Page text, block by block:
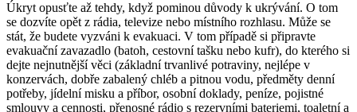
Úkryt opusťte až tehdy, když pominou důvody k ukrývání. O tom
se dozvíte opět z rádia, televize nebo místního rozhlasu. Může se
stát, že budete vyzváni k evakuaci. V tom případě si připravte
evakuační zavazadlo (batoh, cestovní tašku nebo kufr), do kterého si
dejte nejnutnější věci (základní trvanlivé potraviny, nejlépe v
konzervách, dobře zabalený chléb a pitnou vodu, předměty denní
potřeby, jídelní misku a příbor, osobní doklady, peníze, pojistné
smlouvy a cennosti, přenosné rádio s rezervními bateriemi, toaletní a